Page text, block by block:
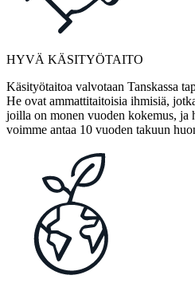
HYVÄ KÄSITYÖTAITO
Käsityötaitoa valvotaan Tanskassa
He ovat ammattitaitoisia ihmisiä,
joilla on monen vuoden kokemus, ja
voimme antaa 10 vuoden takuun